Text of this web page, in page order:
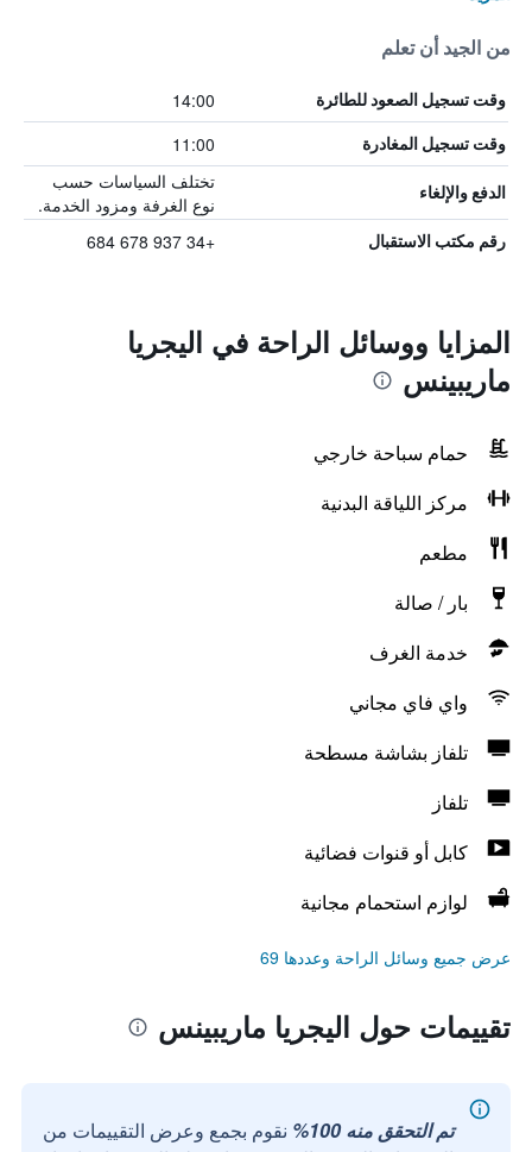
من الجيد أن تعلم
وقت تسجيل الصعود للطائرة 14:00
وقت تسجيل المغادرة 11:00
الدفع والإلغاء
تختلف السياسات حسب
نوع الغرفة ومزود الخدمة.
رقم مكتب الاستقبال +34 937 678 684
المزايا ووسائل الراحة في اليجريا
ماريبينس
حمام سباحة خارجي
مركز اللياقة البدنية
مطعم
بار / صالة
خدمة الغرف
واي فاي مجاني
تلفاز بشاشة مسطحة
تلفاز
كابل أو قنوات فضائية
لوازم استحمام مجانية
عرض جميع وسائل الراحة وعددها 69
تقييمات حول اليجريا ماريبينس
تم التحقق منه 100%
نقوم بجمع وعرض التقييمات من